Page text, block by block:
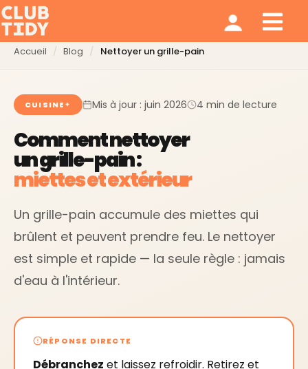
Accueil Blog Nettoyer un grille-pain
CUISINE Mis à jour : juin 2026 4 min de lecture
Comment nettoyer
un grille-pain :
miettes et extérieur
Un grille-pain accumule des miettes qui
brûlent et peuvent prendre feu. Le nettoyer
est simple et rapide — la seule règle : jamais
d'eau à l'intérieur.
RÉPONSE DIRECTE
Débranchez et laissez refroidir. Retirez et